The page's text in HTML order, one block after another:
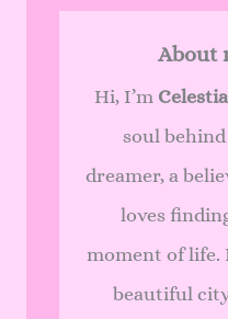
About
Hi, I’m
soul behind
dreamer, a
loves
moment of life.
beautiful